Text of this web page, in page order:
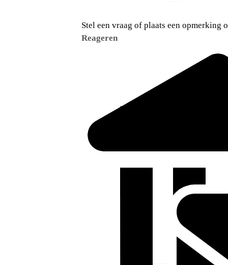
Stel een vraag of plaats een opmerking
Reageren